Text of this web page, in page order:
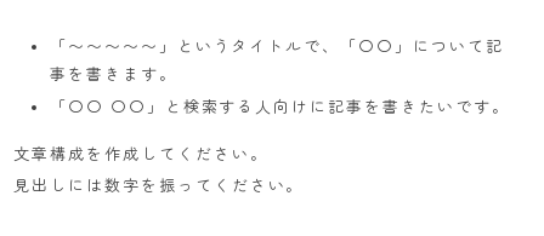
「〜〜〜〜〜」というタイトルで、「〇〇」について記
事を書きます。
「〇〇 〇〇」と検索する人向けに記事を書きたいです。
文章構成を作成してください。
見出しには数字を振ってください。